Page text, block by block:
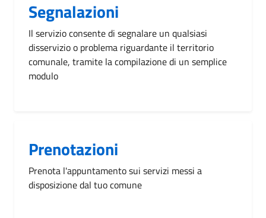
Segnalazioni
Il servizio consente di segnalare un qualsiasi
disservizio o problema riguardante il territorio
comunale, tramite la compilazione di un semplice
modulo
Prenotazioni
Prenota l'appuntamento sui servizi messi a
disposizione dal tuo comune